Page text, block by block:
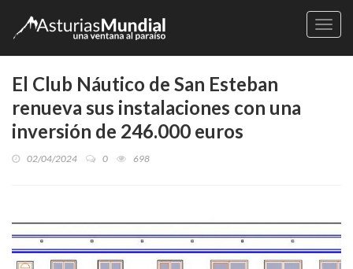
El Club Náutico de San Esteban
renueva sus instalaciones con una
inversión de 246.000 euros
02/04/2024 0 698